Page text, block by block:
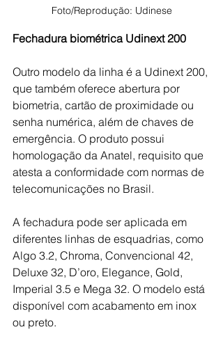
Foto/Reprodução: Udinese
Fechadura biométrica Udinext 200
Outro modelo da linha é a Udinext 200,
que também oferece abertura por
biometria, cartão de proximidade ou
senha numérica, além de chaves de
emergência. O produto possui
homologação da Anatel, requisito que
atesta a conformidade com normas de
telecomunicações no Brasil.
A fechadura pode ser aplicada em
diferentes linhas de esquadrias, como
Algo 3.2, Chroma, Convencional 42,
Deluxe 32, D’oro, Elegance, Gold,
Imperial 3.5 e Mega 32. O modelo está
disponível com acabamento em inox
ou preto.